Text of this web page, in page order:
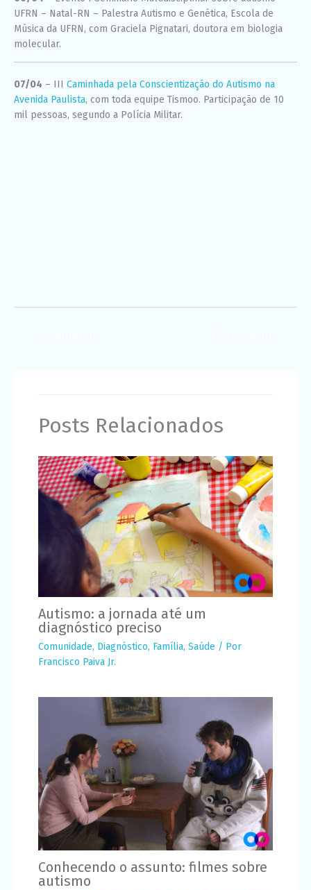
UFRN – Natal-RN – Palestra Autismo e Genética, Escola de
Música da UFRN, com Graciela Pignatari, doutora em biologia
molecular.
07/04 – III Caminhada pela Conscientização do Autismo na
Avenida Paulista, com toda equipe Tismoo. Participação de 10
mil pessoas, segundo a Polícia Militar.
Posts Relacionados
Autismo: a jornada até um
diagnóstico preciso
Comunidade, Diagnóstico, Família, Saúde / Por
Francisco Paiva Jr.
Conhecendo o assunto: filmes sobre
autismo